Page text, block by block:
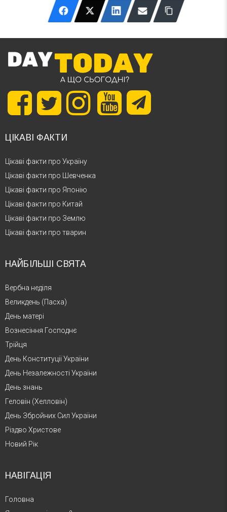
ЦІКАВІ ФАКТИ
Цікаві факти про Україну
Цікаві факти про Шевченка
Цікаві факти про Японію
Цікаві факти про Китай
Цікаві факти про Землю
Цікаві факти про тварин
НАЙБІЛЬШІ СВЯТА
Вербна неділя
Великдень (Пасха)
День матері
Вознесіння Господнє
Трійця
День Конституції України
День Незалежності України
День знань
Геловін (Хелловін)
День Збройних Сил України
Різдво Христове
Новий Рік
НАВІГАЦІЯ
Головна